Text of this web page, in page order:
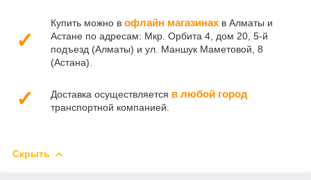
✓
Купить можно в офлайн магазинах в Алматы и
Астане по адресам: Мкр. Орбита 4, дом 20, 5-й
подъезд (Алматы) и ул. Маншук Маметовой, 8
(Астана).
✓ Доставка осуществляется в любой город
транспортной компанией.
Скрыть